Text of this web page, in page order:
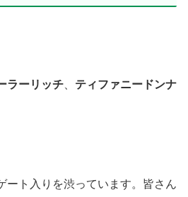
ラーリッチ
ティファニードンナ
ート入りを渋っています。皆さん